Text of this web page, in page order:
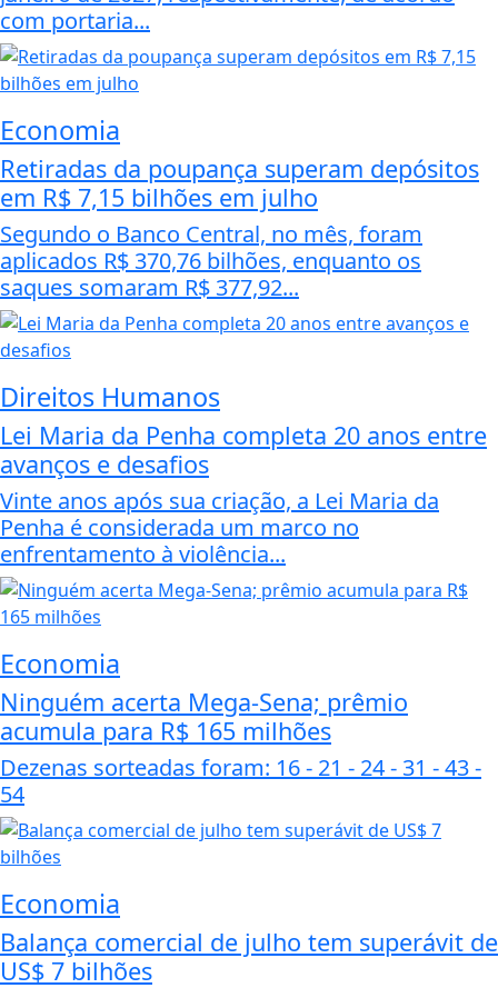
com portaria...
Economia
Retiradas da poupança superam depósitos
em R$ 7,15 bilhões em julho
Segundo o Banco Central, no mês, foram
aplicados R$ 370,76 bilhões, enquanto os
saques somaram R$ 377,92...
Direitos Humanos
Lei Maria da Penha completa 20 anos entre
avanços e desafios
Vinte anos após sua criação, a Lei Maria da
Penha é considerada um marco no
enfrentamento à violência...
Economia
Ninguém acerta Mega-Sena; prêmio
acumula para R$ 165 milhões
Dezenas sorteadas foram: 16 - 21 - 24 - 31 - 43 -
54
Economia
Balança comercial de julho tem superávit de
US$ 7 bilhões